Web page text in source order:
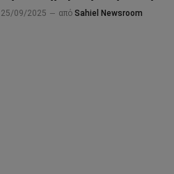
25/09/2025 από Sahiel Newsroom